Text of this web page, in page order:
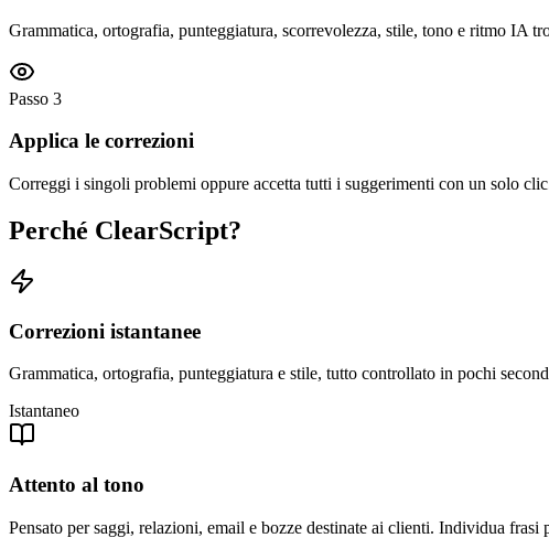
Grammatica, ortografia, punteggiatura, scorrevolezza, stile, tono e ritmo IA
Passo 3
Applica le correzioni
Correggi i singoli problemi oppure accetta tutti i suggerimenti con un solo
Perché ClearScript?
Correzioni istantanee
Grammatica, ortografia, punteggiatura e stile, tutto controllato in pochi
Istantaneo
Attento al tono
Pensato per saggi, relazioni, email e bozze destinate ai clienti. Individua